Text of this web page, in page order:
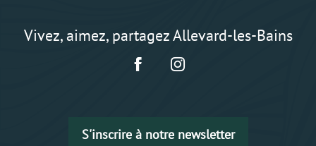
Vivez, aimez, partagez Allevard-les-Bains
S'inscrire à notre newsletter